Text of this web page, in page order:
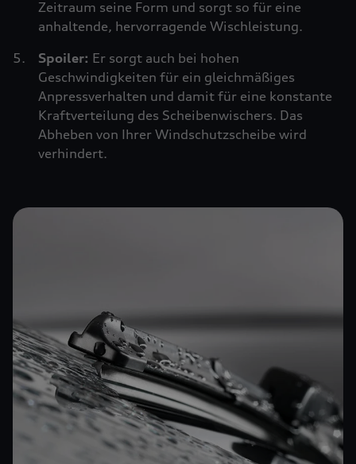
Zeitraum seine Form und sorgt so für eine
anhaltende, hervorragende Wischleistung.
Spoiler: Er sorgt auch bei hohen
Geschwindigkeiten für ein gleichmäßiges
Anpressverhalten und damit für eine konstante
Kraftverteilung des Scheibenwischers. Das
Abheben von Ihrer Windschutzscheibe wird
verhindert.